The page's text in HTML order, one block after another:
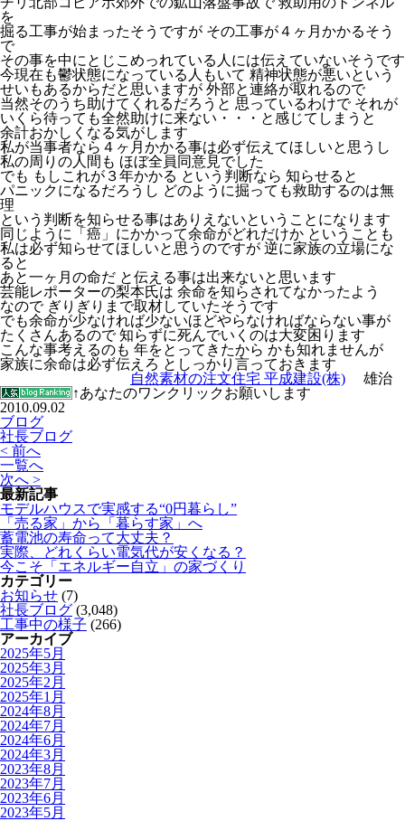
を
掘る工事が始まったそうですが その工事が４ヶ月かかるそう
で
その事を中にとじこめっれている人には伝えていないそうです
今現在も鬱状態になっている人もいて 精神状態が悪いという
せいもあるからだと思いますが 外部と連絡が取れるので
当然そのうち助けてくれるだろうと 思っているわけで それが
いくら待っても全然助けに来ない・・・と感じてしまうと
余計おかしくなる気がします
私が当事者なら４ヶ月かかる事は必ず伝えてほしいと思うし
私の周りの人間も ほぼ全員同意見でした
でも もしこれが３年かかる という判断なら 知らせると
パニックになるだろうし どのように掘っても救助するのは無
理
という判断を知らせる事はありえないということになります
同じように「癌」にかかって余命がどれだけか ということも
私は必ず知らせてほしいと思うのですが 逆に家族の立場にな
ると
あと一ヶ月の命だ と伝える事は出来ないと思います
芸能レポーターの梨本氏は 余命を知らされてなかったよう
なので ぎりぎりまで取材していたそうです
でも余命が少なければ少ないほどやらなければならない事が
たくさんあるので 知らずに死んでいくのは大変困ります
こんな事考えるのも 年をとってきたから かも知れませんが
家族に余命は必ず伝えろ としっかり言っておきます
自然素材の注文住宅 平成建設(株) 雄治
↑あなたのワンクリックお願いします
2010.09.02
ブログ
社長ブログ
< 前へ
一覧へ
次へ >
最新記事
モデルハウスで実感する“0円暮らし”
「売る家」から「暮らす家」へ
蓄電池の寿命って大丈夫？
実際、どれくらい電気代が安くなる？
今こそ「エネルギー自立」の家づくり
カテゴリー
お知らせ (7)
社長ブログ (3,048)
工事中の様子 (266)
アーカイブ
2025年5月
2025年3月
2025年2月
2025年1月
2024年8月
2024年7月
2024年6月
2024年3月
2023年8月
2023年7月
2023年6月
2023年5月